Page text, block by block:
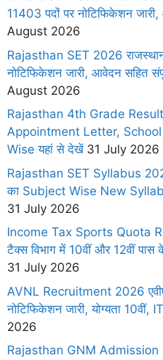
11403 पदों पर नोटिफिकेशन
August 2026
Rajasthan SET 2026 राजस्थान
नोटिफिकेशन जारी, आवेदन सहित
August 2026
Rajasthan 4th Grade Result
Appointment Letter,
Wise यहां से देखें31 July 2026
Rajasthan SET Syllabus 2026
का Subject Wise New
31 July 2026
Income Tax Sports Quota
टैक्स विभाग में 10वीं और 12वीं पास
31 July 2026
AVNL Recruitment 2026
नोटिफिकेशन जारी, योग्यता
2026
Rajasthan GNM Admission